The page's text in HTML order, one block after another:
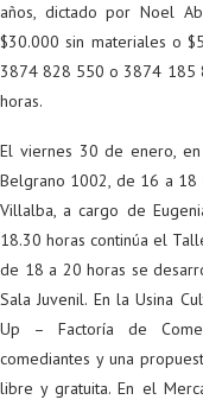
años, dictado por Noel
$30.000 sin materiales o
3874 828 550 o 3874 185
horas.
El viernes 30 de enero,
Belgrano 1002, de 16 a
Villalba, a cargo de
18.30 horas continúa el
de 18 a 20 horas se
Sala Juvenil. En la Usina
Up – Factoría de
comediantes y una
libre y gratuita. En el